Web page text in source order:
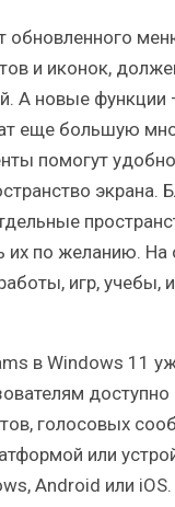
и иконок,
А новые функции
еще большую
помогут
экрана.
их по желанию.
игр, учебы,
в Windows 11
голосовых
или
Android или